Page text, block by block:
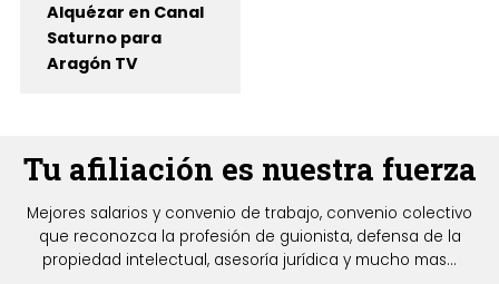
Alquézar en Canal
Saturno para
Aragón TV
Tu afiliación es nuestra fuerza
Mejores salarios y convenio de trabajo, convenio colectivo
que reconozca la profesión de guionista, defensa de la
propiedad intelectual, asesoría jurídica y mucho mas...